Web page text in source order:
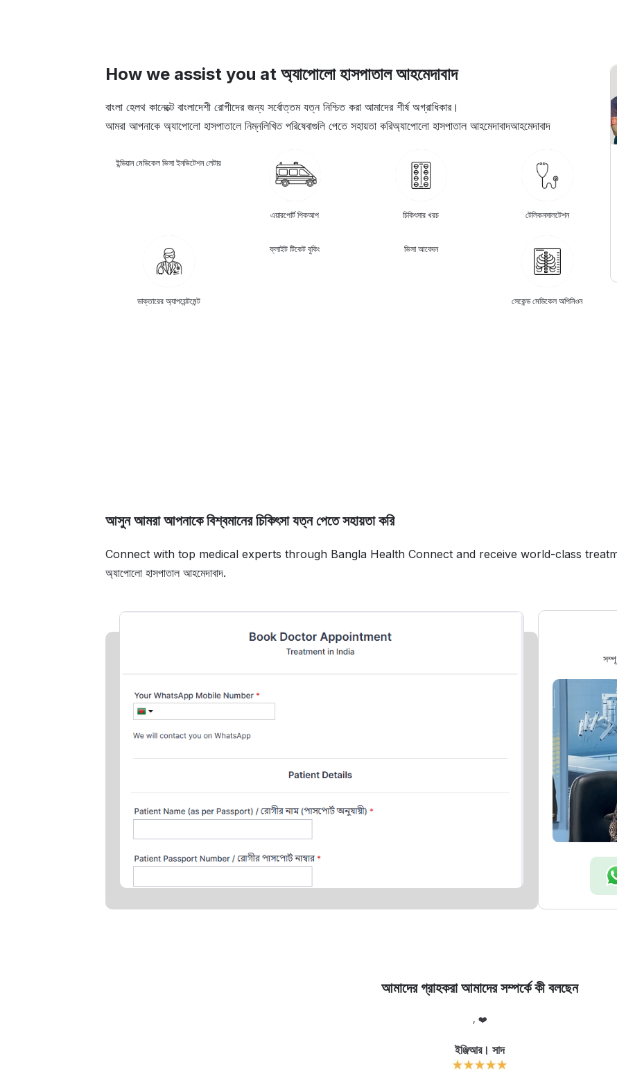
How we assist you at অ্যাপোলো হাসপাতাল আহমেদাবাদ
বাংলা হেলথ কানেক্টে বাংলাদেশী রোগীদের জন্য সর্বোত্তম যত্ন নিশ্চিত করা আমাদের শীর্ষ অগ্রাধিকার।
আমরা আপনাকে অ্যাপোলো হাসপাতালে নিম্নলিখিত পরিষেবাগুলি পেতে সহায়তা করিঅ্যাপোলো হাসপাতাল আহমেদাবাদআহমেদাবাদ
ইন্ডিয়ান মেডিকেল ভিসা ইনভিটেশন লেটার
এয়ারপোর্ট পিকআপ চিকিৎসার খরচ টেলিকনসালটেশন
ডাক্তারের অ্যাপয়েন্টমেন্ট
ফ্লাইট টিকেট বুকিং ভিসা আবেদন
সেকেন্ড মেডিকেল অপিনিওন
আসুন আমরা আপনাকে বিশ্বমানের চিকিৎসা যত্ন পেতে সহায়তা করি
Connect with top medical experts through Bangla Health Connect and receive world-class
অ্যাপোলো হাসপাতাল আহমেদাবাদ.
আমাদের গ্রাহকরা আমাদের সম্পর্কে কী বলছেন
, ❤️
ইঞ্জিআর। সাদ